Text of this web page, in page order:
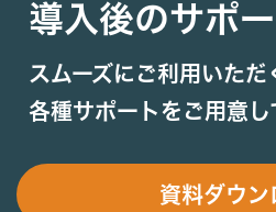
導入後のサポ
スムーズにご利用いただ
各種サポートをご用意し
資料ダウン